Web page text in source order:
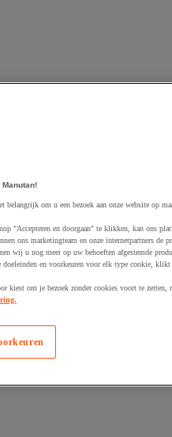
belangrijk om u een bezoek aan onze website op
"Accepteren en doorgaan" te klikken, kan ons
ons marketingteam en onze internetpartners de
wij u nog meer op uw behoeften afgestemde
doeleinden en voorkeuren voor elk type cookie,
kiest om je bezoek zonder cookies voort te